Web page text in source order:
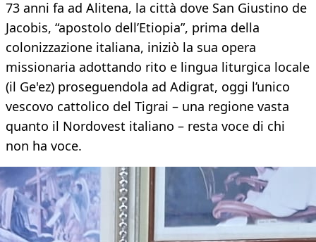
73 anni fa ad Alitena, la città dove San Giustino de
Jacobis, “apostolo dell’Etiopia”, prima della
colonizzazione italiana, iniziò la sua opera
missionaria adottando rito e lingua liturgica locale
(il Ge'ez) proseguendola ad Adigrat, oggi l’unico
vescovo cattolico del Tigrai – una regione vasta
quanto il Nordovest italiano – resta voce di chi
non ha voce.